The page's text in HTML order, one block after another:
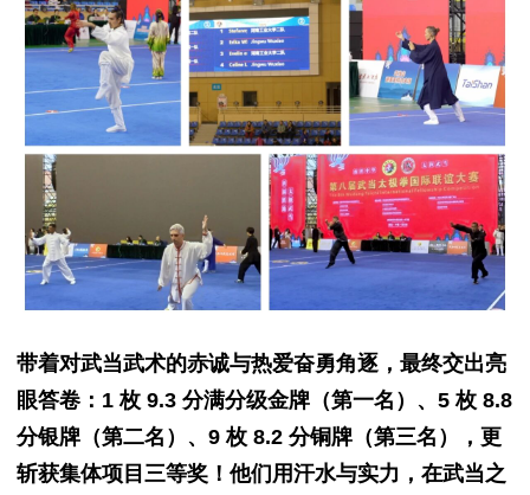
带着对武当武术的赤诚与热爱奋勇角逐，最终交出亮
眼答卷：1 枚 9.3 分满分级金牌（第一名）、5 枚 8.8
分银牌（第二名）、9 枚 8.2 分铜牌（第三名），更
斩获集体项目三等奖！他们用汗水与实力，在武当之